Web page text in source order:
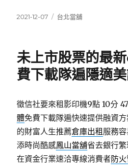
發
2021-12-07
分
台北當舖
未上市股票的最
費下載隊遍隱適
徵信社要來租影印機9點 10分
體免費下載隊遍快速提供融資
的財富人生推薦倉庫出租 服務
添時尚酷感鳳山當舖省去銀行
在資金行業速洽專線消費者防